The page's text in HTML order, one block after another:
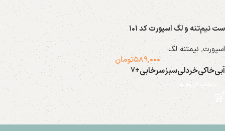
ست نیم‌تنه و لگ اسپورت کد ۱۰۱
اسپورت,نیمتنه لگ
۵۸۹,۰۰۰تومان
آبیخاکیخردلیسبزسرخابی+7
انتخاب گزینه ها